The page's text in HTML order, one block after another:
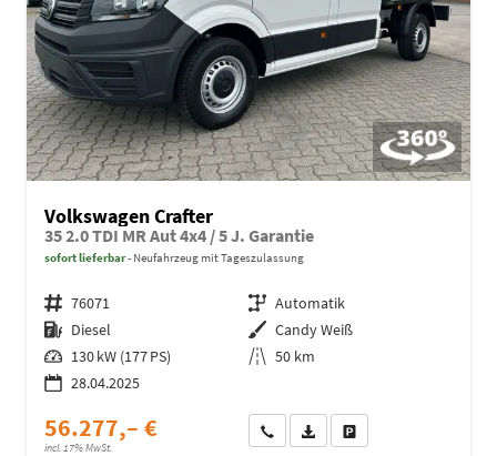
Volkswagen Crafter
35 2.0 TDI MR Aut 4x4 / 5 J. Garantie
sofort lieferbar Neufahrzeug mit Tageszulassung
Fahrzeugnr. 76071 Getriebe Automatik
Kraftstoff Diesel Außenfarbe Candy Weiß
Leistung 130 kW (177 PS) Kilometerstand 50 km
28.04.2025
56.277,– €
incl. 17% MwSt.
Wir rufen Sie anFahrzeugexposé (PDF)